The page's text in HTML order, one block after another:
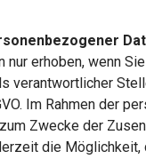
nur erhoben, wenn
verantwortlicher
Im Rahmen der
Zwecke der
die